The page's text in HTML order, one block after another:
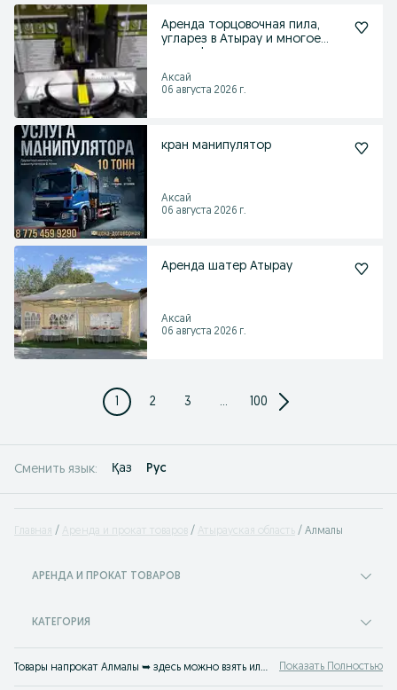
Аренда торцовочная пила,
угларез в Атырау и многое
Аксай
06 августа 2026 г.
кран манипулятор
Аксай
06 августа 2026 г.
Аренда шатер Атырау
Аксай
06 августа 2026 г.
1 2 3 ... 100
Сменить язык: Қаз Рус
Главная Аренда и прокат товаров Атырауская область Алмалы
АРЕНДА И ПРОКАТ ТОВАРОВ
КАТЕГОРИЯ
Товары напрокат Алмалы ➥ здесь можно взять или сдать в аренду абсолютно любую вещь. Прокат: авто, спецтехники, инструментов и оборудования, товаров для мероприятий и многого другого. На OLX.kz Алмалы найдется все! Показать Полностью